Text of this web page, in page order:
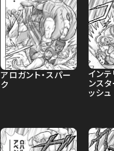
アロガント・スパー
ク
イン
ンス
ッシュ